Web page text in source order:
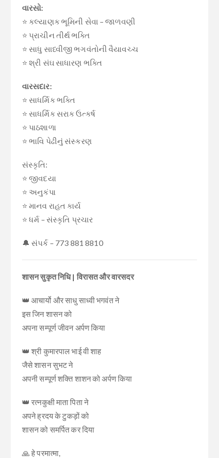
વારસો:
⭐ કલ્યાણક ભૂમિની સેવા – જાળવણી
⭐ પ્રાચીન તીર્થ ભક્તિ
⭐ સાધુ સાધ્વીજી ભગવંતોની વૈયાવચ્ચ
⭐ શ્રી સંઘ સાધારણ ભક્તિ
વારસદાર:
⭐ સાધર્મિક ભક્તિ
⭐ સાધર્મિક સરાક ઉત્કર્ષ
⭐ પાઠશાળા
⭐ ભાવિ પેઢીનું સંસ્કરણ
સંસ્કૃતિ:
⭐ જીવદયા
⭐ અનુકંપા
⭐ માનવ રાહત કાર્ય
⭐ ધર્મ – સંસ્કૃતિ પ્રચાર
🔔 સંપર્ક – 773 881 8810
शासन सुकृत निधि | विरासत और वारसदर
👑 आचार्यो और साधु साध्वी भगवंत ने
इस जिन शासन को
अपना सम्पूर्ण जीवन अर्पण किया
👑 श्री कुमारपाल भाई वी शाह
जैसे शासन सुभट ने
अपनी सम्पूर्ण शक्ति शाशन को अर्पण किया
👑 रत्नकुक्षी माता पिता ने
अपने ह्रदय के टुकड़ों को
शासन को समर्पित कर दिया
🙏 हे परमात्मा,